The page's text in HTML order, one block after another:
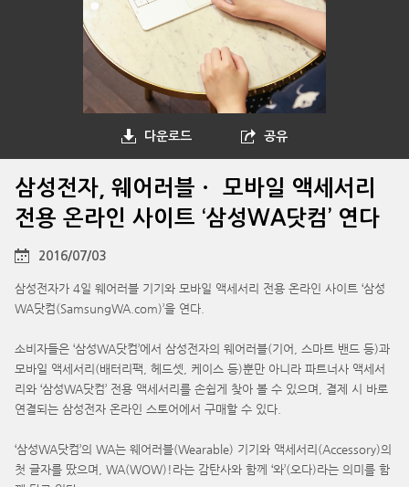
다운로드 공유
삼성전자, 웨어러블ㆍ 모바일 액세서리
전용 온라인 사이트 ‘삼성WA닷컴’ 연다
2016/07/03
삼성전자가 4일 웨어러블 기기와 모바일 액세서리 전용 온라인 사이트 ‘삼성
WA닷컴(SamsungWA.com)’을 연다.
소비자들은 ‘삼성WA닷컴’에서 삼성전자의 웨어러블(기어, 스마트 밴드 등)과
모바일 액세서리(배터리팩, 헤드셋, 케이스 등)뿐만 아니라 파트너사 액세서
리와 ‘삼성WA닷컴’ 전용 액세서리를 손쉽게 찾아 볼 수 있으며, 결제 시 바로
연결되는 삼성전자 온라인 스토어에서 구매할 수 있다.
‘삼성WA닷컴’의 WA는 웨어러블(Wearable) 기기와 액세서리(Accessory)의
첫 글자를 땄으며, WA(WOW)!라는 감탄사와 함께 ‘와’(오다)라는 의미를 함